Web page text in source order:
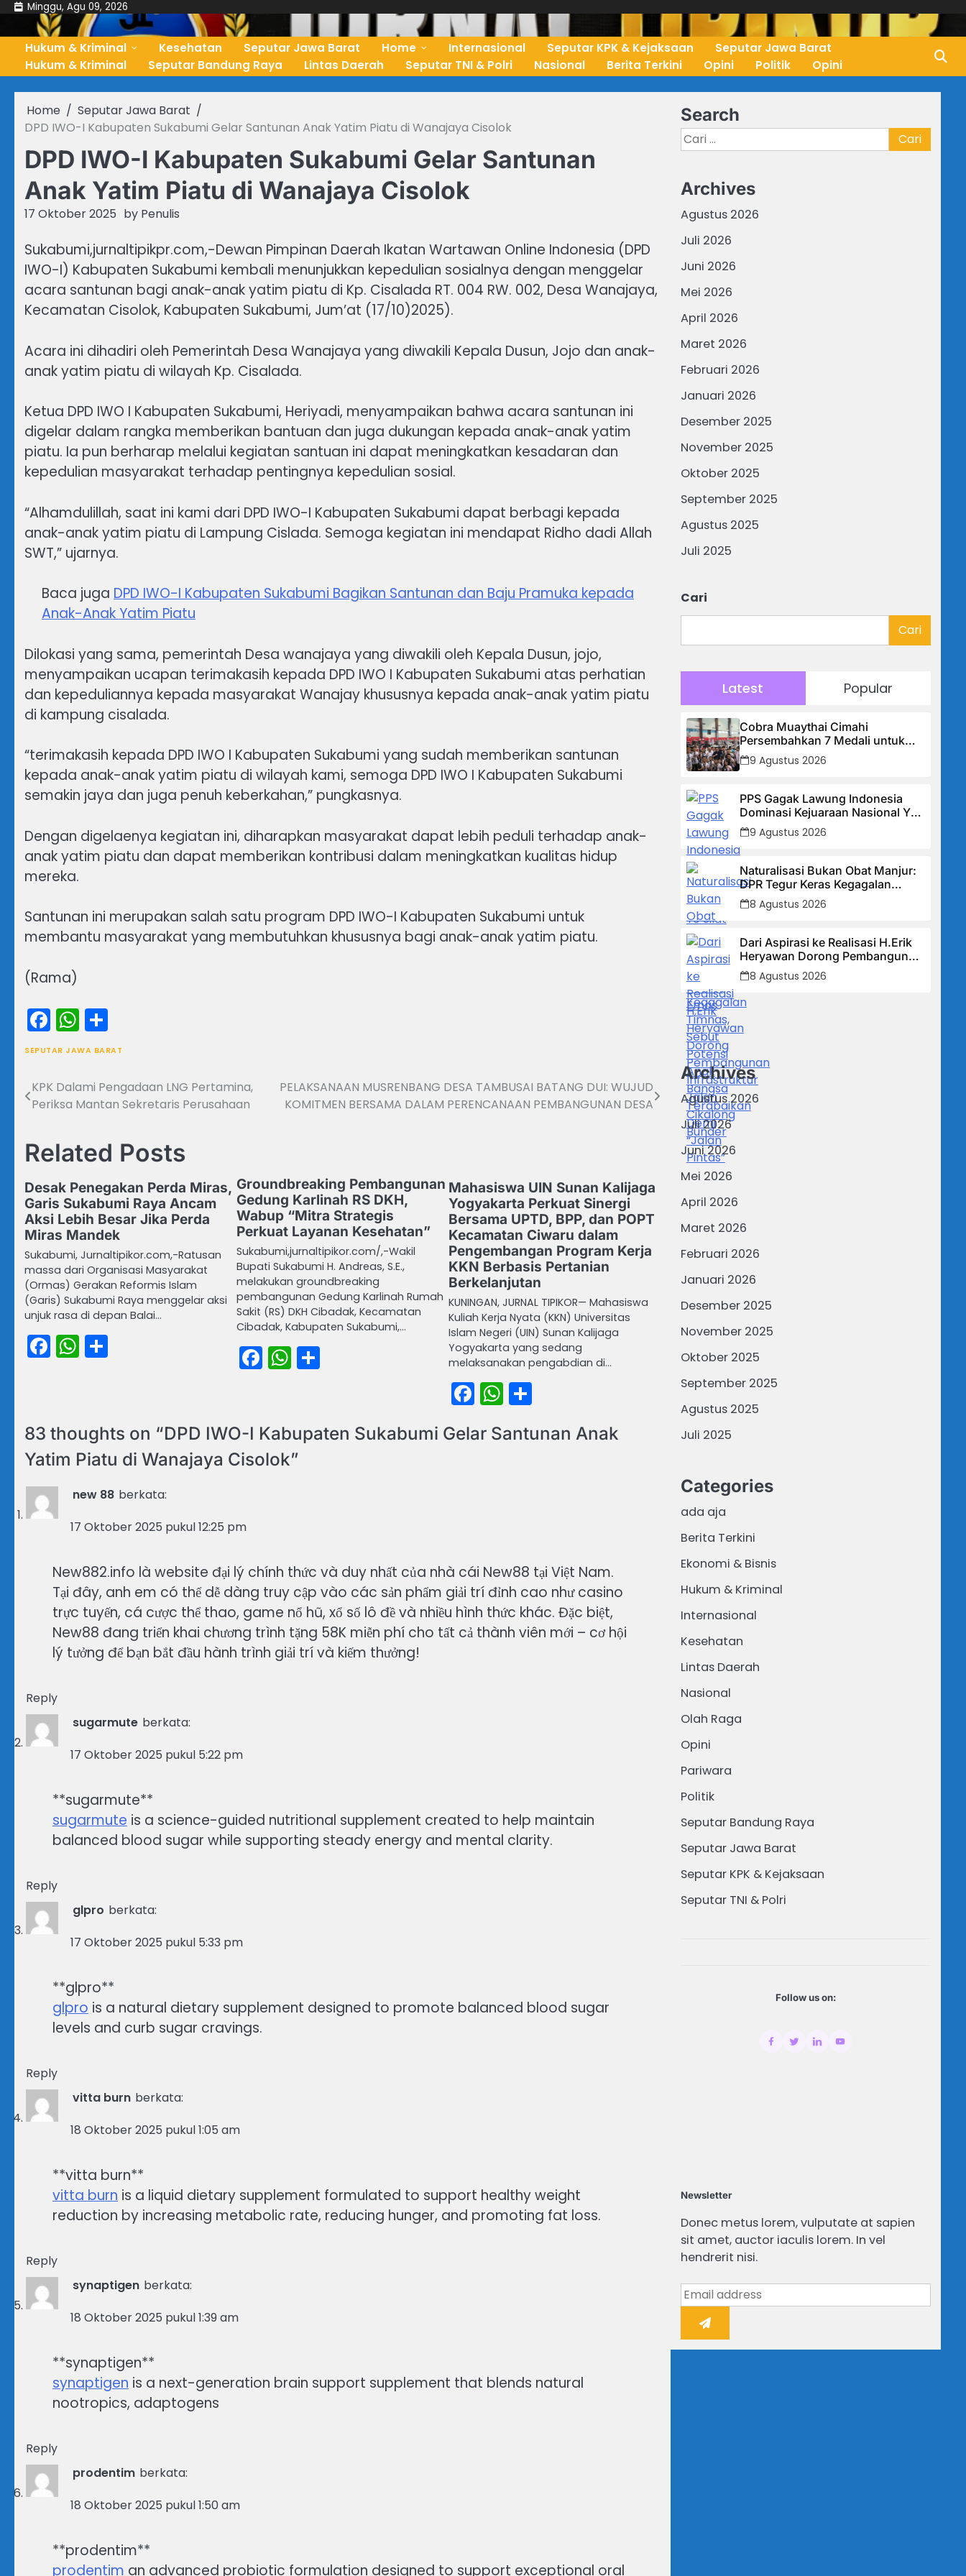
Skip
content
Minggu, Agu 09, 2026
Hukum & Kriminal Kesehatan Seputar Jawa Barat Home Internasional Seputar KPK & Kejaksaan
Seputar Jawa Barat
Hukum & Kriminal
Seputar Bandung Raya Lintas Daerah Seputar TNI & Polri Nasional Berita Terkini Opini Politik Opini
Home
Seputar Jawa Barat
DPD IWO-I Kabupaten Sukabumi Gelar Santunan Anak Yatim Piatu di Wanajaya Cisolok
DPD IWO-I Kabupaten Sukabumi Gelar Santunan
Anak Yatim Piatu di Wanajaya Cisolok
17 Oktober 2025 by Penulis
Sukabumi,jurnaltipikpr.com,-Dewan Pimpinan Daerah Ikatan Wartawan Online Indonesia (DPD
IWO-I) Kabupaten Sukabumi kembali menunjukkan kepedulian sosialnya dengan menggelar
acara santunan bagi anak-anak yatim piatu di Kp. Cisalada RT. 004 RW. 002, Desa Wanajaya,
Kecamatan Cisolok, Kabupaten Sukabumi, Jum’at (17/10)2025).
Acara ini dihadiri oleh Pemerintah Desa Wanajaya yang diwakili Kepala Dusun, Jojo dan anak-
anak yatim piatu di wilayah Kp. Cisalada.
Ketua DPD IWO I Kabupaten Sukabumi, Heriyadi, menyampaikan bahwa acara santunan ini
digelar dalam rangka memberikan bantuan dan juga dukungan kepada anak-anak yatim
piatu. Ia pun berharap melalui kegiatan santuan ini dapat meningkatkan kesadaran dan
kepedulian masyarakat terhadap pentingnya kepedulian sosial.
“Alhamdulillah, saat ini kami dari DPD IWO-I Kabupaten Sukabumi dapat berbagi kepada
anak-anak yatim piatu di Lampung Cislada. Semoga kegiatan ini mendapat Ridho dadi Allah
SWT,” ujarnya.
Baca juga DPD IWO-I Kabupaten Sukabumi Bagikan Santunan dan Baju Pramuka kepada
Anak-Anak Yatim Piatu
Dilokasi yang sama, pemerintah Desa wanajaya yang diwakili oleh Kepala Dusun, jojo,
menyampaikan ucapan terimakasih kepada DPD IWO I Kabupaten Sukabumi atas perhatian
dan kepeduliannya kepada masyarakat Wanajay khususnya kepada anak-anak yatim piatu
di kampung cisalada.
“terimakasih kepada DPD IWO I Kabupaten Sukabumi yang sudah memberikan santunan
kepada anak-anak yatim piatu di wilayah kami, semoga DPD IWO I Kabupaten Sukabumi
semakin jaya dan juga penuh keberkahan,” pungkasnya.
Dengan digelaenya kegiatan ini, diharapkan masyarakat dapat lebih peduli terhadap anak-
anak yatim piatu dan dapat memberikan kontribusi dalam meningkatkan kualitas hidup
mereka.
Santunan ini merupakan salah satu program DPD IWO-I Kabupaten Sukabumi untuk
membantu masyarakat yang membutuhkan khususnya bagi anak-anak yatim piatu.
(Rama)
Facebook
WhatsApp
SEPUTAR JAWA BARAT
Navigasi
KPK Dalami Pengadaan LNG Pertamina,
Periksa Mantan Sekretaris Perusahaan
PELAKSANAAN MUSRENBANG DESA TAMBUSAI BATANG DUI: WUJUD
KOMITMEN BERSAMA DALAM PERENCANAAN PEMBANGUNAN DESA
Related Posts
Desak Penegakan Perda Miras,
Garis Sukabumi Raya Ancam
Aksi Lebih Besar Jika Perda
Miras Mandek
Sukabumi, Jurnaltipikor.com,-Ratusan
massa dari Organisasi Masyarakat
(Ormas) Gerakan Reformis Islam
(Garis) Sukabumi Raya menggelar aksi
unjuk rasa di depan Balai…
Facebook
WhatsApp
Groundbreaking Pembangunan
Gedung Karlinah RS DKH,
Wabup “Mitra Strategis
Perkuat Layanan Kesehatan”
Sukabumi,jurnaltipikor.com/,-Wakil
Bupati Sukabumi H. Andreas, S.E.,
melakukan groundbreaking
pembangunan Gedung Karlinah Rumah
Sakit (RS) DKH Cibadak, Kecamatan
Cibadak, Kabupaten Sukabumi,…
Facebook
WhatsApp
Share
Mahasiswa UIN Sunan Kalijaga
Yogyakarta Perkuat Sinergi
Bersama UPTD, BPP, dan POPT
Kecamatan Ciwaru dalam
Pengembangan Program Kerja
KKN Berbasis Pertanian
Berkelanjutan
KUNINGAN, JURNAL TIPIKOR— Mahasiswa
Kuliah Kerja Nyata (KKN) Universitas
Islam Negeri (UIN) Sunan Kalijaga
Yogyakarta yang sedang
melaksanakan pengabdian di…
Facebook
WhatsApp
Share
83 thoughts on “DPD IWO-I Kabupaten Sukabumi Gelar Santunan Anak
Yatim Piatu di Wanajaya Cisolok”
new 88 berkata:
17 Oktober 2025 pukul 12:25 pm
New882.info là website đại lý chính thức và duy nhất của nhà cái New88 tại Việt Nam.
Tại đây, anh em có thể dễ dàng truy cập vào các sản phẩm giải trí đỉnh cao như casino
trực tuyến, cá cược thể thao, game nổ hũ, xổ số lô đề và nhiều hình thức khác. Đặc biệt,
New88 đang triển khai chương trình tặng 58K miễn phí cho tất cả thành viên mới – cơ hội
lý tưởng để bạn bắt đầu hành trình giải trí và kiếm thưởng!
Reply
sugarmute berkata:
17 Oktober 2025 pukul 5:22 pm
**sugarmute**
sugarmute is a science-guided nutritional supplement created to help maintain
balanced blood sugar while supporting steady energy and mental clarity.
Reply
glpro berkata:
17 Oktober 2025 pukul 5:33 pm
** glpro**
glpro is a natural dietary supplement designed to promote balanced blood sugar
levels and curb sugar cravings.
Reply
vitta burn berkata:
18 Oktober 2025 pukul 1:05 am
**vitta burn**
vitta burn is a liquid dietary supplement formulated to support healthy weight
reduction by increasing metabolic rate, reducing hunger, and promoting fat loss.
Reply
synaptigen berkata:
18 Oktober 2025 pukul 1:39 am
** synaptigen**
synaptigen is a next-generation brain support supplement that blends natural
nootropics, adaptogens
Reply
prodentim berkata:
18 Oktober 2025 pukul 1:50 am
** prodentim**
prodentim an advanced probiotic formulation designed to support exceptional oral
Search
Cari
untuk:
Archives
Agustus 2026
Juli 2026
Juni 2026
Mei 2026
April 2026
Maret 2026
Februari 2026
Januari 2026
Desember 2025
November 2025
Oktober 2025
September 2025
Agustus 2025
Juli 2025
Cari
Cari
Latest Popular
Cobra Muaythai Cimahi
Persembahkan 7 Medali untuk
Kota Cimahi di Kejurnas Muaythai
Indonesia 2026
9 Agustus 2026
PPS Gagak Lawung Indonesia
Dominasi Kejuaraan Nasional Yo
Silat 2026, Borong Tiga Medali
Emas
9 Agustus 2026
Naturalisasi Bukan Obat Manjur:
DPR Tegur Keras Kegagalan
Timnas, Sebut Potensi Anak
Bangsa Terabaikan Demi “Jalan
8 Agustus 2026
Dari Aspirasi ke Realisasi H.Erik
Heryawan Dorong Pembangunan
Infrastruktur Jalan Cikalong
Bunder
8 Agustus 2026
Archives
Agustus 2026
Juli 2026
Juni 2026
Mei 2026
April 2026
Maret 2026
Februari 2026
Januari 2026
Desember 2025
November 2025
Oktober 2025
September 2025
Agustus 2025
Juli 2025
Categories
ada aja
Berita Terkini
Ekonomi & Bisnis
Hukum & Kriminal
Internasional
Kesehatan
Lintas Daerah
Nasional
Olah Raga
Opini
Pariwara
Politik
Seputar Bandung Raya
Seputar Jawa Barat
Seputar KPK & Kejaksaan
Seputar TNI & Polri
Follow us on:
Newsletter
Donec metus lorem, vulputate at sapien
sit amet, auctor iaculis lorem. In vel
hendrerit nisi.